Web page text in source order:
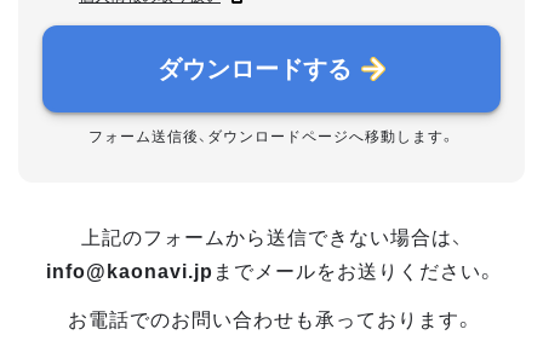
ダウンロードする
フォーム送信後、ダウンロードページへ移動します。
上記のフォームから送信できない場合は、
info@kaonavi.jp までメールをお送りください。
お電話でのお問い合わせも承っております。